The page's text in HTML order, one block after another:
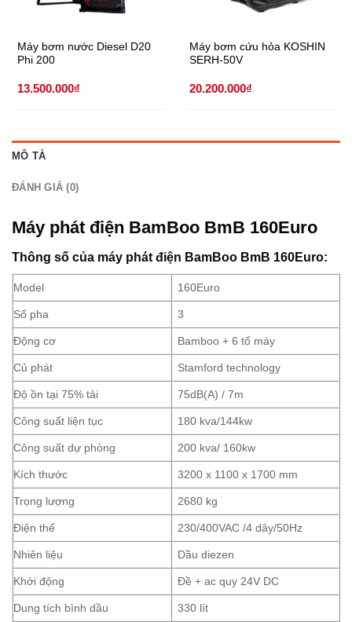
Máy bơm nước Diesel D20
Phi 200
13.500.000₫
Máy bơm cứu hỏa KOSHIN
SERH-50V
20.200.000₫
MÔ TẢ
ĐÁNH GIÁ (0)
Máy phát điện BamBoo BmB 160Euro
Thông số của máy phát điện BamBoo BmB 160Euro:
Model 160Euro
Số pha 3
Động cơ Bamboo + 6 tổ máy
Củ phát Stamford technology
Độ ồn tại 75% tải 75dB(A) / 7m
Công suất liện tục 180 kva/144kw
Công suất dự phòng 200 kva/ 160kw
Kích thước 3200 x 1100 x 1700 mm
Trọng lượng 2680 kg
Điện thế 230/400VAC /4 dây/50Hz
Nhiên liệu Dầu diezen
Khởi động Đề + ac quy 24V DC
Dung tích bình dầu 330 lít